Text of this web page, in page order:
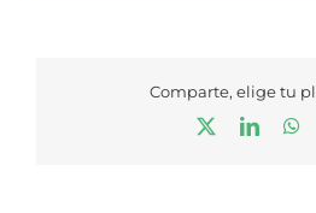
Comparte, elige tu